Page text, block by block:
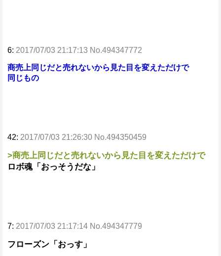
6: 2017/07/03 21:17:13 No.494347772
商売上同じだと売れないから見た目を変えただけで
同じもの
42: 2017/07/03 21:26:30 No.494350459
>商売上同じだと売れないから見た目を変えただけで
ロボ魂「おっそうだな」
7: 2017/07/03 21:17:14 No.494347779
フローズン「おっす」